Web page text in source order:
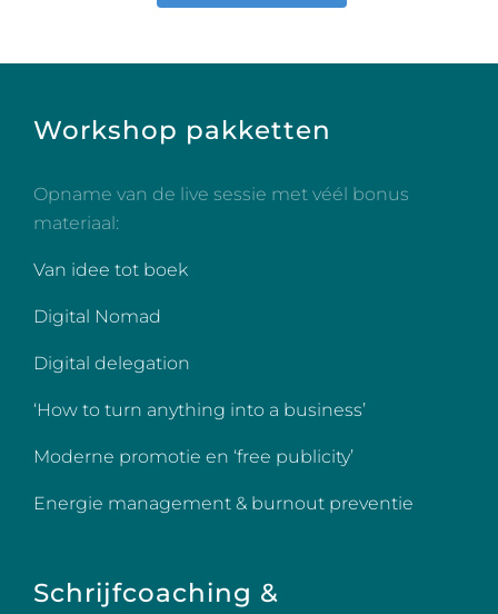
Workshop pakketten
Opname van de live sessie met véél bonus
materiaal:
Van idee tot boek
Digital Nomad
Digital delegation
‘How to turn anything into a business’
Moderne promotie en ‘free publicity’
Energie management & burnout preventie
Schrijfcoaching &